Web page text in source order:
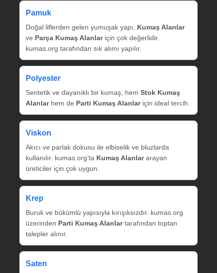
Pamuk
Doğal liflerden gelen yumuşak yapı, Kumaş Alanlar
ve Parça Kumaş Alanlariçin çok değerlidir.
kumas.org tarafından sık alımı yapılır.
Polyester
Sentetik ve dayanıklı bir kumaş; hem Stok Kumaş
Alanlarhem de Parti Kumaş Alanlariçin ideal tercih.
Viskon
Akıcı ve parlak dokusu ile elbiselik ve bluzlarda
kullanılır. kumas.org’ta Kumaş Alanlararayan
üreticiler için çok uygun.
Krep
Buruk ve bükümlü yapısıyla kırışıksızdır. kumas.org
üzerinden Parti Kumaş Alanlartarafından toptan
talepler alınır.
Saten